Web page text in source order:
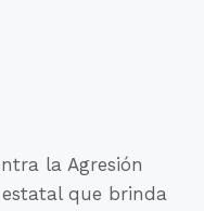
la Agresión
que brinda